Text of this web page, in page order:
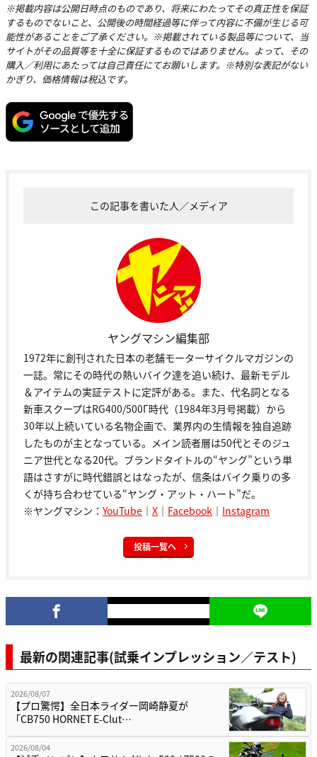
※掲載内容は公開日時点のものであり、将来にわたってその真正性を保証
するものでないこと、公開後の時間経過等に伴って内容に不備が生じる可
能性があることをご了承ください。※掲載されている製品等について、当
サイトがその品質等を十全に保証するものではありません。よって、その
購入／利用にあたっては自己責任にてお願いします。※特別な表記がない
かぎり、価格情報は税込です。
この記事を書いた人／メディア
ヤングマシン編集部
1972年に創刊された日本の老舗モーターサイクルマガジンの
一誌。常にその時代の熱いバイク達を追い続け、最新モデル
＆アイテムの実証テストに定評がある。また、代名詞となる
新車スクープはRG400/500Γ時代（1984年3月号掲載）から
30年以上続いている名物企画で、業界内の生情報を独自追跡
したものが主となっている。メイン読者層は50代とそのジュ
ニア世代となる20代。ブランドタイトルの“ヤング”という単
語はさすがに時代錯誤とはなったが、信条はバイク乗りの多
くが持ち合わせている“ヤング・アット・ハート”だ。
※ヤングマシン： YouTube ｜ X ｜ Facebook ｜ Instagram
投稿一覧へ
最新の関連記事(試乗インプレッション／テスト)
2026/08/07
【プロ驚愕】全日本ライダー岡崎静夏が
「CB750 HORNET E-Clut…
2026/08/04